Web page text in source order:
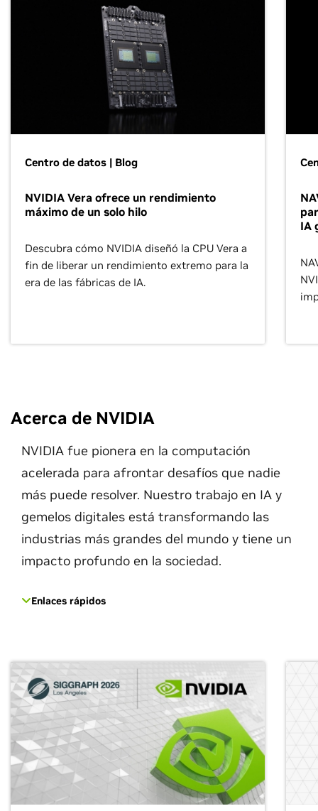
Centro de datos | Blog
NVIDIA Vera ofrece un rendimiento
máximo de un solo hilo
Descubra cómo NVIDIA diseñó la CPU Vera a
fin de liberar un rendimiento extremo para la
era de las fábricas de IA.
IA
Acerca de NVIDIA
NVIDIA fue pionera en la computación
acelerada para afrontar desafíos que nadie
más puede resolver. Nuestro trabajo en IA y
gemelos digitales está transformando las
industrias más grandes del mundo y tiene un
impacto profundo en la sociedad.
Enlaces rápidos